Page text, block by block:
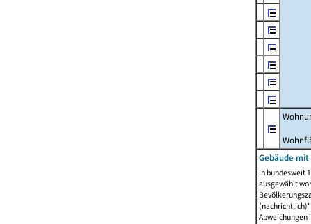
Gebäude
In bundesweit
ausgewählt
Abweichungen